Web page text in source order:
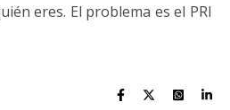
eres. El problema es el PRI